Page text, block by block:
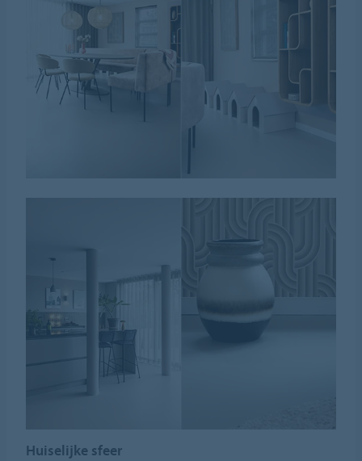
Huiselijke sfeer